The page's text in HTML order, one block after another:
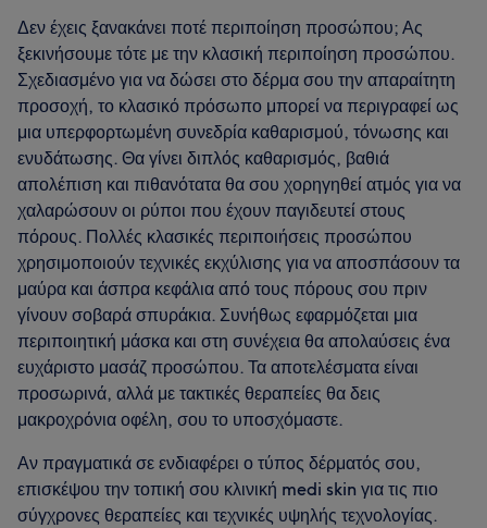
Δεν έχεις ξανακάνει ποτέ περιποίηση προσώπου; Ας
ξεκινήσουμε τότε με την κλασική περιποίηση προσώπου.
Σχεδιασμένο για να δώσει στο δέρμα σου την απαραίτητη
προσοχή, το κλασικό πρόσωπο μπορεί να περιγραφεί ως
μια υπερφορτωμένη συνεδρία καθαρισμού, τόνωσης και
ενυδάτωσης. Θα γίνει διπλός καθαρισμός, βαθιά
απολέπιση και πιθανότατα θα σου χορηγηθεί ατμός για να
χαλαρώσουν οι ρύποι που έχουν παγιδευτεί στους
πόρους. Πολλές κλασικές περιποιήσεις προσώπου
χρησιμοποιούν τεχνικές εκχύλισης για να αποσπάσουν τα
μαύρα και άσπρα κεφάλια από τους πόρους σου πριν
γίνουν σοβαρά σπυράκια. Συνήθως εφαρμόζεται μια
περιποιητική μάσκα και στη συνέχεια θα απολαύσεις ένα
ευχάριστο μασάζ προσώπου. Τα αποτελέσματα είναι
προσωρινά, αλλά με τακτικές θεραπείες θα δεις
μακροχρόνια οφέλη, σου το υποσχόμαστε.
Αν πραγματικά σε ενδιαφέρει ο τύπος δέρματός σου,
επισκέψου την τοπική σου κλινική medi skin για τις πιο
σύγχρονες θεραπείες και τεχνικές υψηλής τεχνολογίας.